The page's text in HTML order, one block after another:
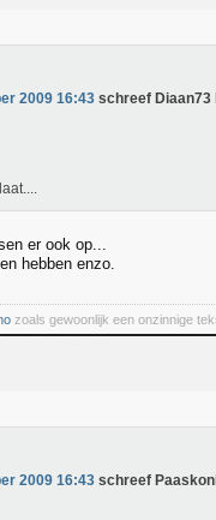
2009 16:43 schreef Diaan73
er ook op...
hebben enzo.
zoals gewoonlijk een onzinnige
2009 16:43 schreef